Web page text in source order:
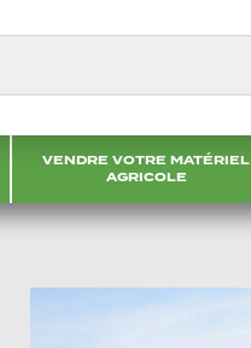
VENDRE VOTRE MATÉRIEL
AGRICOLE